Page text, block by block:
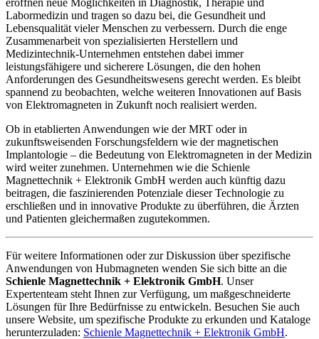
Labormedizin und tragen so dazu bei, die Gesundheit und
Lebensqualität vieler Menschen zu verbessern. Durch die enge
Zusammenarbeit von spezialisierten Herstellern und
Medizintechnik-Unternehmen entstehen dabei immer
leistungsfähigere und sicherere Lösungen, die den hohen
Anforderungen des Gesundheitswesens gerecht werden. Es bleibt
spannend zu beobachten, welche weiteren Innovationen auf Basis
von Elektromagneten in Zukunft noch realisiert werden.
Ob in etablierten Anwendungen wie der MRT oder in
zukunftsweisenden Forschungsfeldern wie der magnetischen
Implantologie – die Bedeutung von Elektromagneten in der Medizin
wird weiter zunehmen. Unternehmen wie die Schienle
Magnettechnik + Elektronik GmbH werden auch künftig dazu
beitragen, die faszinierenden Potenziale dieser Technologie zu
erschließen und in innovative Produkte zu überführen, die Ärzten
und Patienten gleichermaßen zugutekommen.
Für weitere Informationen oder zur Diskussion über spezifische
Anwendungen von Hubmagneten wenden Sie sich bitte an die
Schienle Magnettechnik + Elektronik GmbH. Unser
Expertenteam steht Ihnen zur Verfügung, um maßgeschneiderte
Lösungen für Ihre Bedürfnisse zu entwickeln. Besuchen Sie auch
unsere Website, um spezifische Produkte zu erkunden und Kataloge
herunterzuladen: Schienle Magnettechnik + Elektronik GmbH.